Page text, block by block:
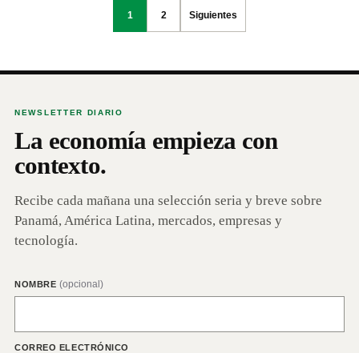
1 2 Siguientes
NEWSLETTER DIARIO
La economía empieza con
contexto.
Recibe cada mañana una selección seria y breve sobre
Panamá, América Latina, mercados, empresas y
tecnología.
NOMBRE (opcional)
CORREO ELECTRÓNICO